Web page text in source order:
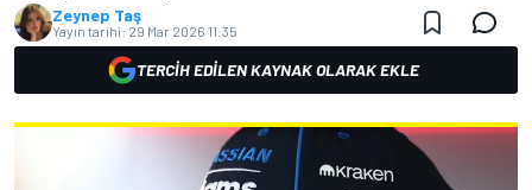
Zeynep Taş
Yayın tarihi: 29 Mar 2026 11:35
TERCIH EDILEN KAYNAK OLARAK EKLE